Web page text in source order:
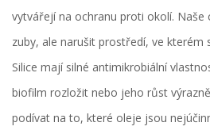
vytvářejí na ochranu proti okolí. Naše
zuby, ale narušit prostředí, ve kterém
Silice mají silné antimikrobiální
biofilm rozložit nebo jeho růst
podívat na to, které oleje jsou